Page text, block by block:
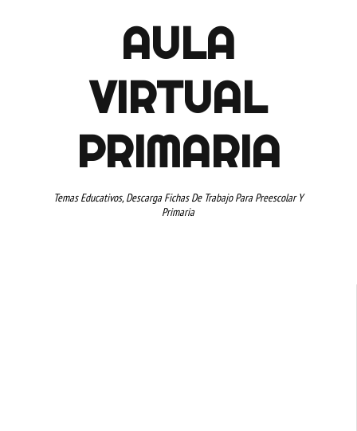
AULA
VIRTUAL
PRIMARIA
Temas Educativos, Descarga Fichas De Trabajo Para Preescolar Y
Primaria